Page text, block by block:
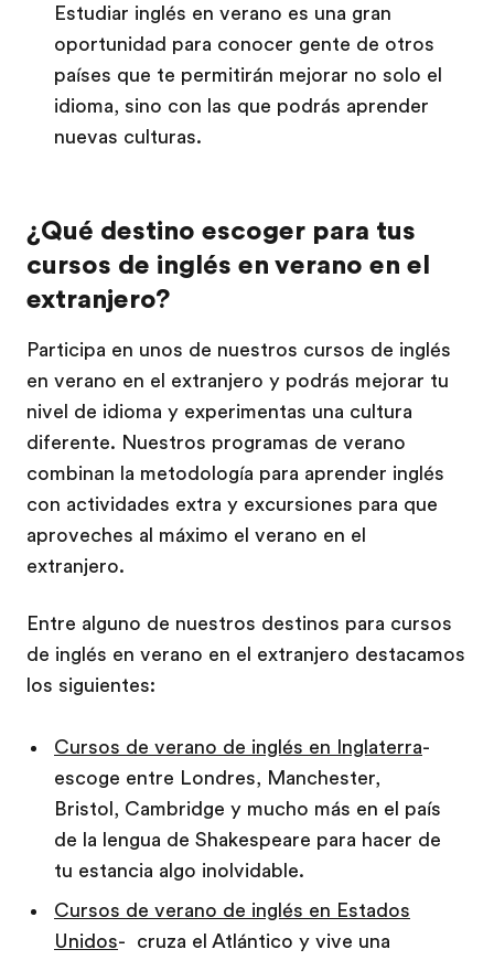
Estudiar inglés en verano es una gran
oportunidad para conocer gente de otros
países que te permitirán mejorar no solo el
idioma, sino con las que podrás aprender
nuevas culturas.
¿Qué destino escoger para tus
cursos de inglés en verano en el
extranjero?
Participa en unos de nuestros cursos de inglés
en verano en el extranjero y podrás mejorar tu
nivel de idioma y experimentas una cultura
diferente. Nuestros programas de verano
combinan la metodología para aprender inglés
con actividades extra y excursiones para que
aproveches al máximo el verano en el
extranjero.
Entre alguno de nuestros destinos para cursos
de inglés en verano en el extranjero destacamos
los siguientes:
Cursos de verano de inglés en Inglaterra-
escoge entre Londres, Manchester,
Bristol, Cambridge y mucho más en el país
de la lengua de Shakespeare para hacer de
tu estancia algo inolvidable.
Cursos de verano de inglés en Estados
Unidos- cruza el Atlántico y vive una